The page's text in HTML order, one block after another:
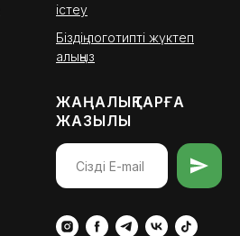
істеу
Біздің логотипті жүктеп
алыңыз
ЖАҢАЛЫҚТАРҒА
ЖАЗЫЛЫ